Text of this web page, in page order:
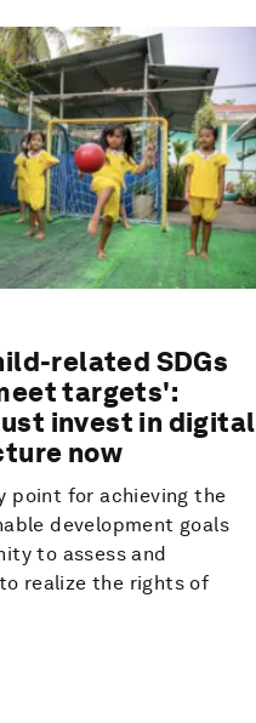
related SDGs
targets':
invest in digital
now
point for achieving the
development goals
to assess and
realize the rights of